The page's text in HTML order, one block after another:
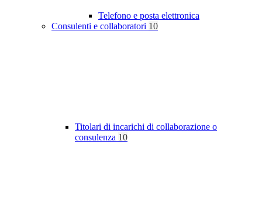
Telefono e posta elettronica
Consulenti e collaboratori 10
Titolari di incarichi di collaborazione o
consulenza 10